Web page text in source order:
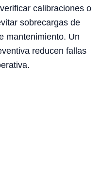
calibraciones o
sobrecargas de
mantenimiento. Un
reducen fallas